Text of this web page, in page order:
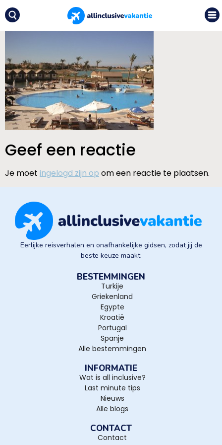
Geef een reactie
Je moet ingelogd zijn op om een reactie te plaatsen.
Eerlijke reisverhalen en onafhankelijke gidsen, zodat jij de
beste keuze maakt.
BESTEMMINGEN
Turkije
Griekenland
Egypte
Kroatië
Portugal
Spanje
Alle bestemmingen
INFORMATIE
Wat is all inclusive?
Last minute tips
Nieuws
Alle blogs
CONTACT
Contact